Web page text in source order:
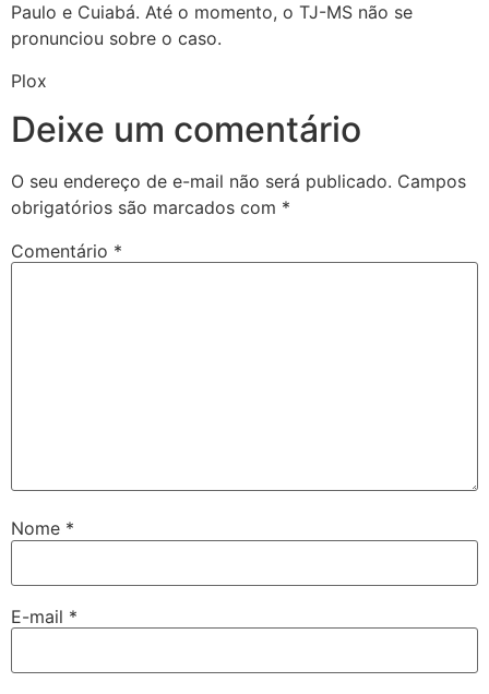
Paulo e Cuiabá. Até o momento, o TJ-MS não se
pronunciou sobre o caso.
Plox
Deixe um comentário
O seu endereço de e-mail não será publicado. Campos
obrigatórios são marcados com *
Comentário *
Nome *
E-mail *